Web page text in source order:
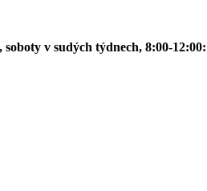
v sudých týdnech, 8:00-12:00: